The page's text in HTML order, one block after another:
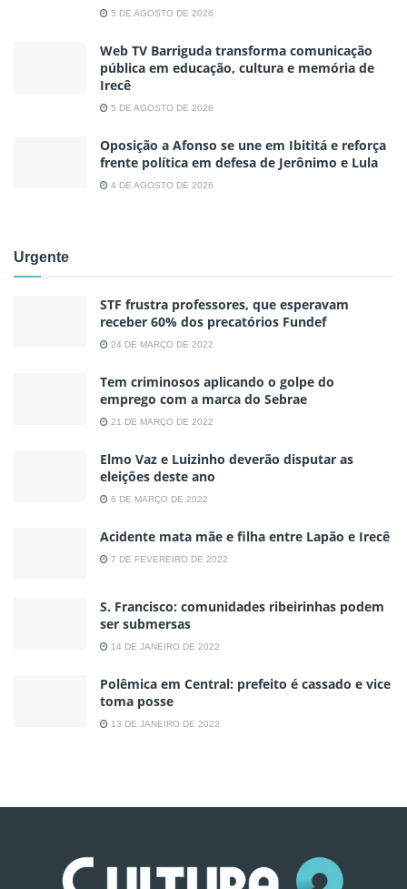
5 DE AGOSTO DE 2026
Web TV Barriguda transforma comunicação
pública em educação, cultura e memória de
Irecê
5 DE AGOSTO DE 2026
Oposição a Afonso se une em Ibititá e reforça
frente política em defesa de Jerônimo e Lula
4 DE AGOSTO DE 2026
Urgente
STF frustra professores, que esperavam
receber 60% dos precatórios Fundef
24 DE MARÇO DE 2022
Tem criminosos aplicando o golpe do
emprego com a marca do Sebrae
21 DE MARÇO DE 2022
Elmo Vaz e Luizinho deverão disputar as
eleições deste ano
6 DE MARÇO DE 2022
Acidente mata mãe e filha entre Lapão e Irecê
7 DE FEVEREIRO DE 2022
S. Francisco: comunidades ribeirinhas podem
ser submersas
14 DE JANEIRO DE 2022
Polêmica em Central: prefeito é cassado e vice
toma posse
13 DE JANEIRO DE 2022